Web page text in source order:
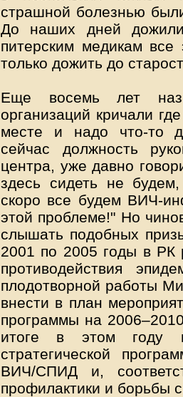
страшной болезнью
До наших дней
питерским медикам
только дожить до
Еще восемь лет
организаций кричали
месте и надо что-то
сейчас должность
центра, уже давно
здесь сидеть не
скоро все будем ВИЧ-
этой проблеме!" Но
слышать подобных
2001 по 2005 годы в РК
противодействия
плодотворной работы
внести в план
программы на
итоге в этом году
стратегической
ВИЧ/СПИД и,
профилактики и борьбы